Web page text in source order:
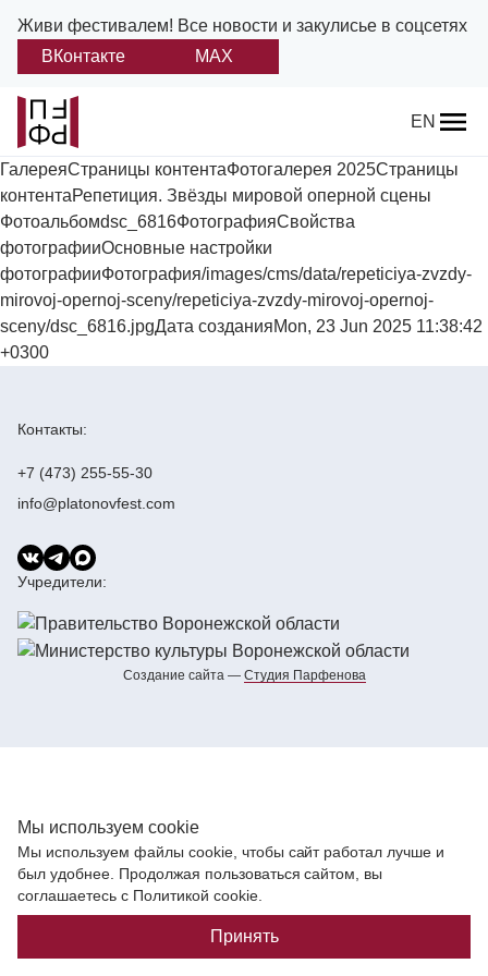
Живи фестивалем! Все новости и закулисье в соцсетях
ВКонтакте
MAX
EN
Назад
О фестивале
Платонов
Положение о фестивале
Учредители и партнеры
Платоновская премия
Отчеты и документы
ГалереяСтраницы контентаФотогалерея 2025Страницы
контентаРепетиция. Звёзды мировой оперной сцены
Фотоальбомdsc_6816ФотографияСвойства
фотографииОсновные настройки
фотографииФотография/images/cms/data/repeticiya-zvzdy-
mirovoj-opernoj-sceny/repeticiya-zvzdy-mirovoj-opernoj-
sceny/dsc_6816.jpgДата созданияMon, 23 Jun 2025 11:38:42
+0300
Контакты:
+7 (473) 255-55-30
info@platonovfest.com
Учредители:
Создание сайта — Cтудия Парфенова
Мы используем cookie
Мы используем файлы cookie, чтобы сайт работал лучше и
был удобнее. Продолжая пользоваться сайтом, вы
соглашаетесь с Политикой cookie.
Принять